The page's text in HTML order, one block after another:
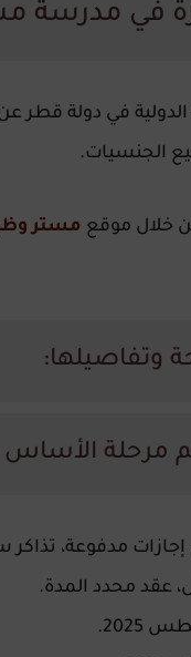
في مدرسة
في دولة قطر
الجنسيات.
خلال موقع مستر
وتفاصيلها:
مدفوعة، تذاكر
عقد محدد المدة.
2025.